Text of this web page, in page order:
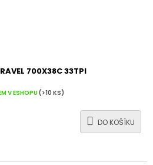
700X38C 33TPI
V ESHOPU(>10 KS)
DO KOŠÍKU